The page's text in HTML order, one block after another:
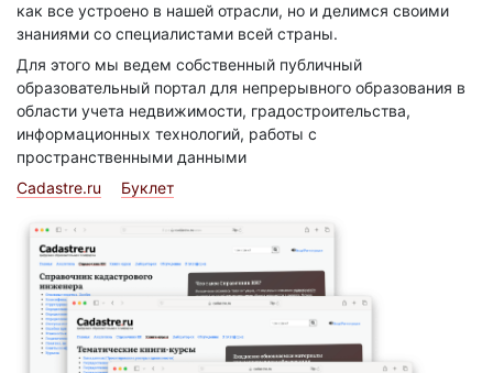
как все устроено в нашей отрасли, но и делимся своими
знаниями со специалистами всей страны.
Для этого мы ведем собственный публичный
образовательный портал для непрерывного образования в
области учета недвижимости, градостроительства,
информационных технологий, работы с
пространственными данными
Cadastre.ru
Буклет